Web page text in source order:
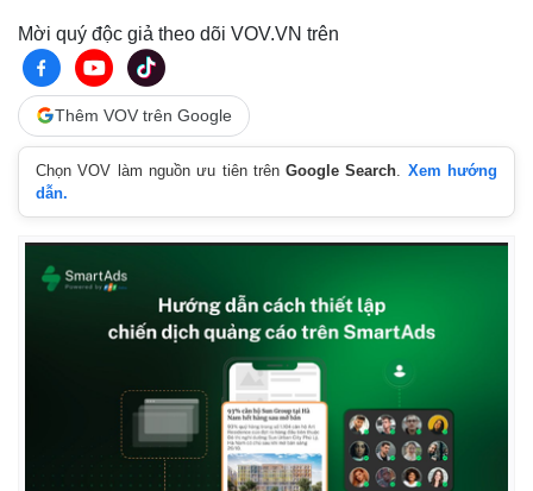
Thế giới
Quan sát
Cuộc sống đó đây
Hồ sơ
E-Magazine
Infographic
Mời quý độc giả theo dõi VOV.VN trên
Thêm VOV trên Google
Chọn VOV làm nguồn ưu tiên trênGoogle Search
Xem hướng
dẫn.